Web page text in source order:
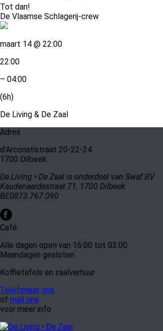
Tot dan!
De Vlaamse Schlagerij-crew
maart 14 @ 22:00
22:00
– 04:00
(6h)
De Living & De Zaal
Adres
d’Arconatistraat 20-22-24
1700 Dilbeek
De.Living • De.Zaal is onderdeel van Swaf BV
Kaudenaardestraat 71, 1700 Dilbeek
BE0873.767.090
Café
Alle dagen open van 16:00 tot 03:00.
Maandagen gesloten
Koffietafels en zaalverhuur
Telefoneer ons
of mail ons
voor meer info